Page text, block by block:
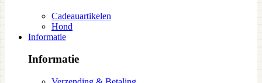
Cadeauartikelen
Hond
Informatie
Informatie